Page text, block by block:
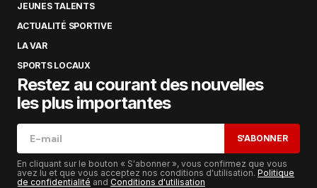
JEUNES TALENTS
ACTUALITÉ SPORTIVE
LA VAR
SPORTS LOCAUX
Restez au courant des nouvelles
les plus importantes
S'ABONNER
En cliquant sur le bouton « S'abonner », vous confirmez que vous
avez lu et que vous acceptez nos conditions d'utilisation. Politique
de confidentialité and Conditions d'utilisation